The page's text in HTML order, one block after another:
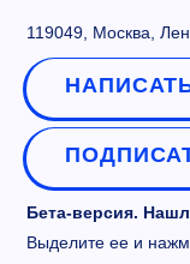
119049, Москва,
Бета-версия.
Выделите ее и